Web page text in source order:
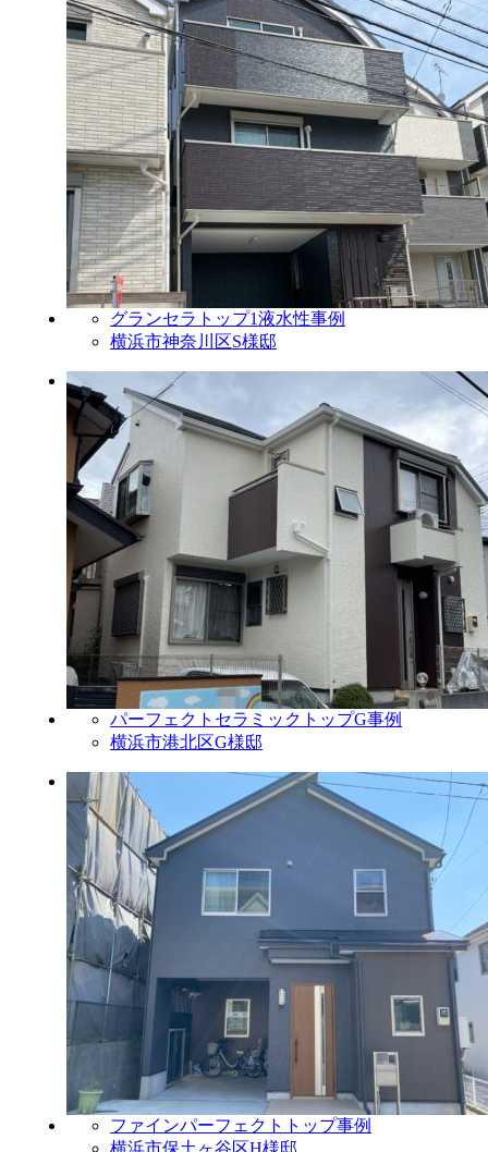
グランセラトップ1液水性事例
横浜市神奈川区S様邸
パーフェクトセラミックトップG事例
横浜市港北区G様邸
ファインパーフェクトトップ事例
横浜市保土ヶ谷区H様邸